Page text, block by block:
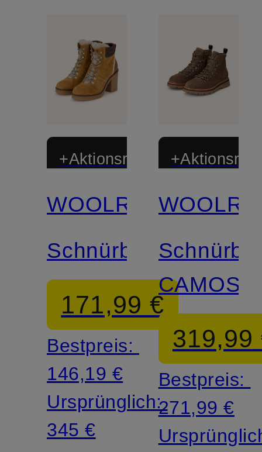
+Aktionsrabatt
WOOLRICH
Schnürboots
171,99 €
Bestpreis:
146,19 €
Ursprünglich:
345 €
319,99
Bestpreis:
271,99 €